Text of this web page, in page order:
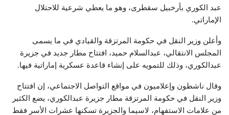
عبد الكوري بأرخبيل سقطرى، وهو ما يعطي شرعية للاحتلال
الإماراتي.
وأعلن وزير النقل في حكومة المرتزقة والقيادي في ما يسمى
المجلس الانتقالي، عبدالسلام حميد، افتتاح مطار جديد في جزيرة
عبدالكوري، وذلك للتمويه على إنشاء قاعدة عسكرية إماراتية فيها.
وقال ناشطون وإعلاميون في مواقع التواصل الاجتماعي، إن افتتاح
وزير النقل في حكومة المرتزقة مطار جزيرة عبدالكوري، يضع الكثير
من علامات الاستفهام، لاسيما والجزيرة تسكنها عشرات الأسر فقط